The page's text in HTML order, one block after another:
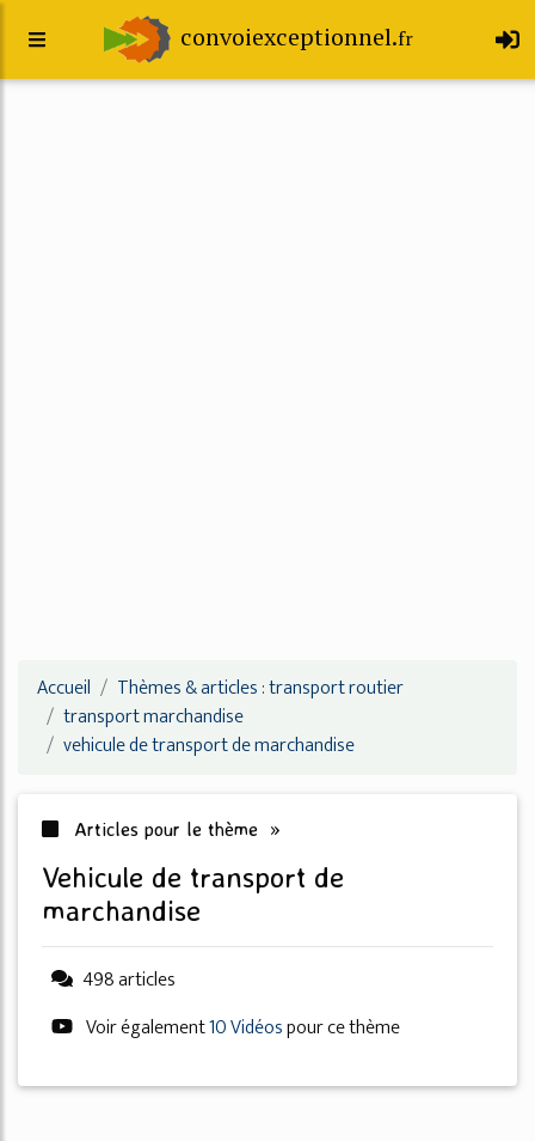
convoiexceptionnel.fr
Accueil
Thèmes & articles : transport routier
transport marchandise
vehicule de transport de marchandise
Articles pour le thème »
vehicule de transport de
marchandise
498 articles
Voir également10 Vidéospour ce thème